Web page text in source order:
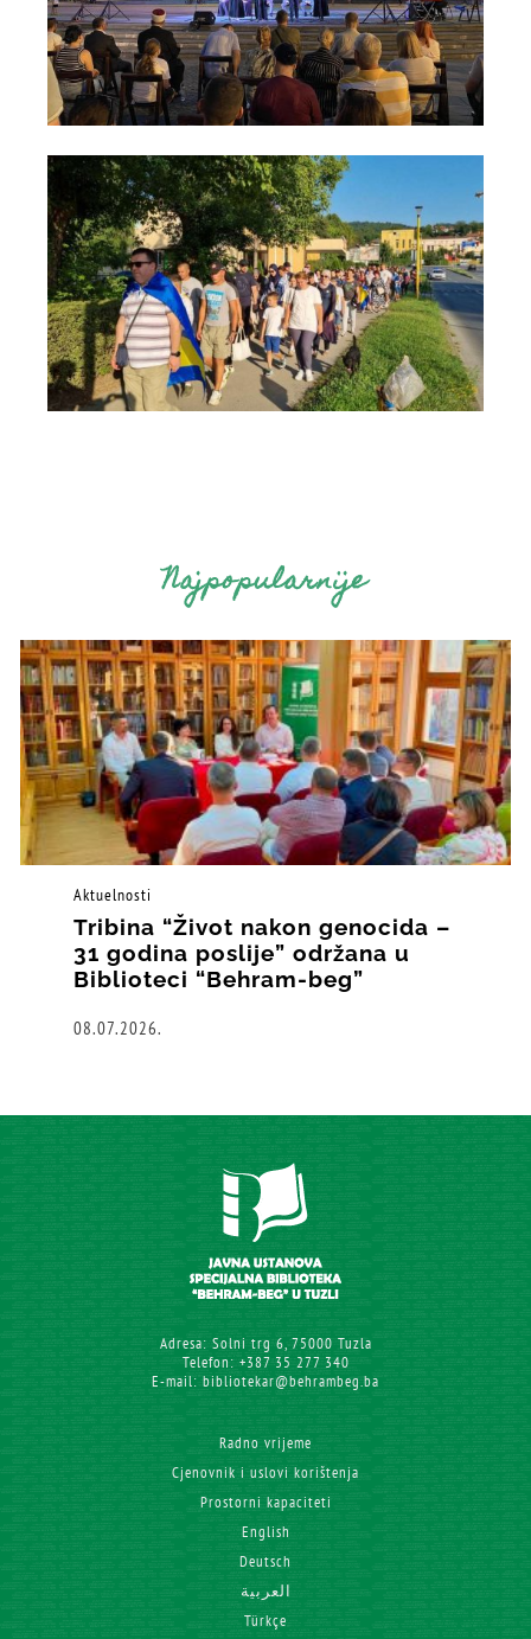
Najpopularnije
Aktuelnosti
Tribina “Život nakon genocida –
31 godina poslije” održana u
Biblioteci “Behram-beg”
08.07.2026.
Adresa: Solni trg 6, 75000 Tuzla
Telefon: +387 35 277 340
E-mail: bibliotekar@behrambeg.ba
Radno vrijeme
Cjenovnik i uslovi korištenja
Prostorni kapaciteti
English
Deutsch
العربية
Türkçe